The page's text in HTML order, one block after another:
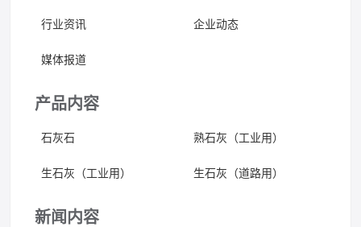
行业资讯 企业动态
媒体报道
产品内容
石灰石 熟石灰（工业用）
生石灰（工业用） 生石灰（道路用）
新闻内容